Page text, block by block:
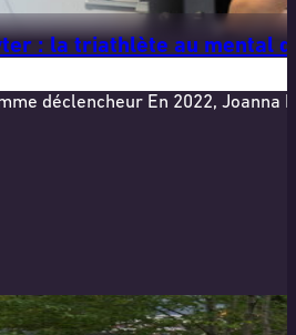
: la triathlète au mental
déclencheur En 2022,